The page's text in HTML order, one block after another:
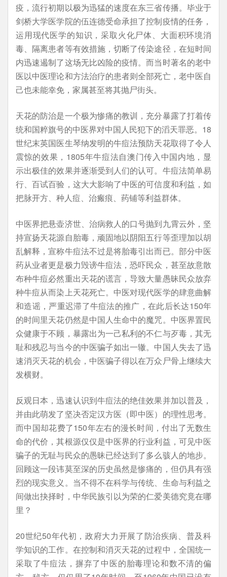
疫，流行初期以极为迅猛的速度在东三省传播。毕业于
剑桥大学医学院的伍连德受命承担了控制疫情的任务，
运用现代医学的知识，采取火化尸体、大面积环境消
毒、隔离患者等有效措施，切断了传染途径，在短时间
内迅速遏制了这场无比凶险的疫情。而当时著名的老中
医以中医理论和方法治疗的患者则全部死亡，老中医自
己也未能幸免，家属甚至将其抛尸街头。
天花的防治是一个极为惨痛的教训，充分暴露了打着传
统和国粹旗号的中医界对中国人民犯下的滔天罪恶。18
世纪末英国医生琴纳发明的牛痘法预防天花取得了令人
震惊的效果，1805年牛痘法自澳门传入中国内地，显
示出极佳的效果并逐渐受到人们的认可。牛痘法简单易
行、百试百验，这大大影响了中医的可信度和利益，如
把脉开方、种人痘、治瘢痕、药铺等利益群体。
中医界把悬壶济世、治病救人的口号抛到九霄云外，坚
持宣扬天花源自胎毒，顽固地以阴阳五行等歪理加以胡
乱解释，宣称牛痘法不过是将胎毒引出而已。部分中医
药从业者更是极力毁谤牛痘法，恐吓民众，甚至故意散
布种牛痘必然重出天花的谎言，导致大量愚昧民众放弃
种牛痘从而染上天花死亡。中医对现代医学的肆意曲解
和造谣，严重迟滞了牛痘法的推广，在此后长达150年
的时间里天花仍然是中国人生命中的魔咒。中医界置民
众健康于不顾，暴露出为一己私利的不仁与歹毒，其无
耻和残忍与当今的中医骗子如出一辙。中国人失去了迅
速消灭天花的机会，中医骗子得以在万众尸骨上继续大
发横财。
反观日本，迅速认识到牛痘法的绝佳效果并加以普及，
并由此萌发了坚决否定汉方医（即中医）的理性思考。
而中国却花费了150年左右的漫长时间，付出了无数生
命的代价，其根源仅仅是中医界的行业利益，可见中医
骗子的无耻与民众的愚昧已经达到了多么骇人的地步。
回顾这一段讳莫至深的历史虽然是惨痛的，但仍具有强
烈的现实意义。当不得不在科学与传统、生命与利益之
间做出抉择时，中华民族引以为荣的仁爱美德究竟在哪
里？
20世纪50年代初，政府大力开展了防治疾病、普及科
学知识的工作。在控制和消灭天花的过程中，全国统一
采取了牛痘法，摒弃了中医的胎毒理论和数不清的偏